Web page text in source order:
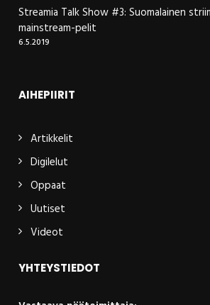
Streamia Talk Show #3: Suomalainen
mainstream-pelit
6.5.2019
AIHEPIIRIT
Artikkelit
Digilelut
Oppaat
Uutiset
Videot
YHTEYSTIEDOT